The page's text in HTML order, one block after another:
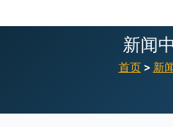
新闻
首页> 新